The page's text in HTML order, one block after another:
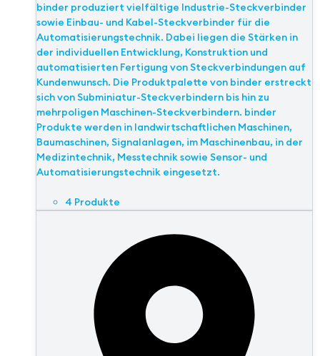
binder produziert vielfältige Industrie-Steckverbinder
sowie Einbau- und Kabel-Steckverbinder für die
Automatisierungstechnik. Dabei liegen die Stärken in
der individuellen Entwicklung, Konstruktion und
automatisierten Fertigung von Steckverbindungen auf
Kundenwunsch. Die Produktpalette von binder erstreckt
sich von Subminiatur-Steckverbindern bis hin zu
mehrpoligen Maschinen-Steckverbindern. binder
Produkte werden in landwirtschaftlichen Maschinen,
Baumaschinen, Signalanlagen, im Maschinenbau, in der
Medizintechnik, Messtechnik sowie Sensor- und
Automatisierungstechnik eingesetzt.
4 Produkte